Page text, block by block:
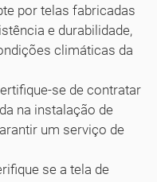
por telas fabricadas
e durabilidade,
climáticas da
se de contratar
na instalação de
um serviço de
se a tela de